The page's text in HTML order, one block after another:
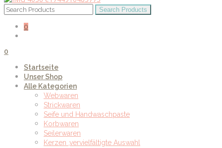
0
0
Startseite
Unser Shop
Alle Kategorien
Webwaren
Strickwaren
Seife und Handwaschpaste
Korbwaren
Seilerwaren
Kerzen ,vervielfältigte Auswahl